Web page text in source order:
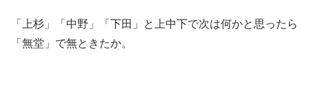
「上杉」「中野」「下田」と上中下で次は何かと思ったら
「無堂」で無ときたか。